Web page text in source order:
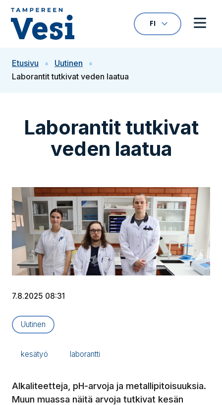
Siirry sisältöön
VALITTU KIELI:
FI
Avaa
Etusivu
Uutinen
Laborantit tutkivat veden laatua
Laborantit tutkivat
veden laatua
7.8.2025 08:31
Artikkelityyppi:
Uutinen
kesätyö laborantti
Alkaliteetteja, pH-arvoja ja metallipitoisuuksia.
Muun muassa näitä arvoja tutkivat kesän